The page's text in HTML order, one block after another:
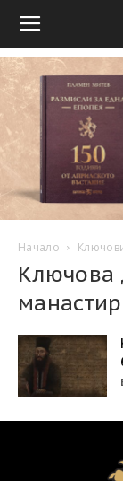
Начало
Ключова
манастир